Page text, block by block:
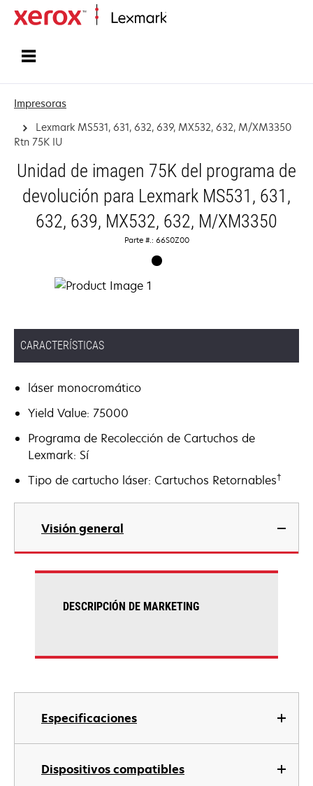
Impresoras
Lexmark MS531, 631, 632, 639, MX532, 632, M/XM3350
Rtn 75K IU
Unidad de imagen 75K del programa de
devolución para Lexmark MS531, 631,
632, 639, MX532, 632, M/XM3350
Parte #.: 66S0Z00
CARACTERÍSTICAS
láser monocromático
Yield Value: 75000
Programa de Recolección de Cartuchos de
Lexmark: Sí
Tipo de cartucho láser: Cartuchos Retornables†
Visión general
Especificaciones
Dispositivos compatibles
DESCRIPCIÓN DE MARKETING